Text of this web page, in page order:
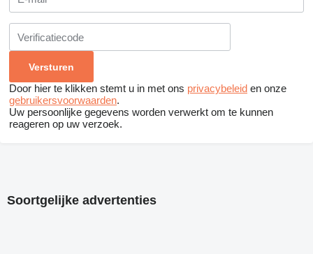
Door hier te klikken stemt u in met ons privacybeleid en onze
gebruikersvoorwaarden.
Uw persoonlijke gegevens worden verwerkt om te kunnen
reageren op uw verzoek.
Soortgelijke advertenties